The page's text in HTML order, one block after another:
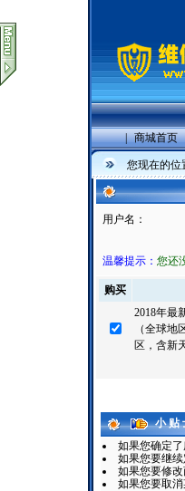
| 商城首页
您现在的位
用户名：
温馨提示： 您还
购买
2018年最
（全球
区，含新
小 贴
如果您确定
如果您要继
如果您要修
如果您要取